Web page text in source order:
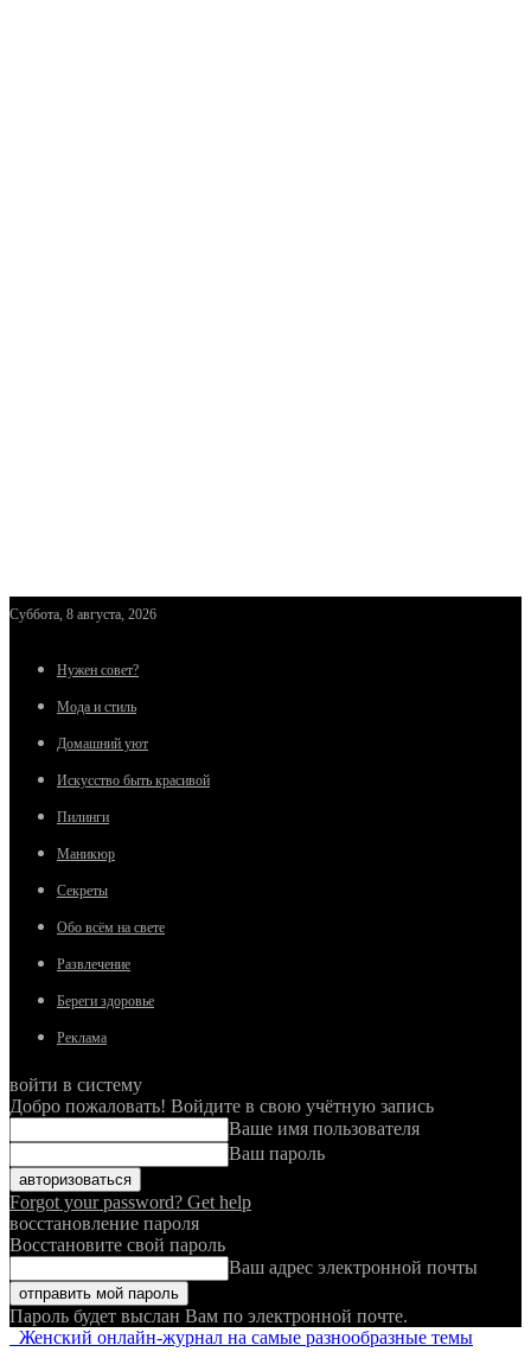
Суббота, 8 августа, 2026
Нужен совет?
Мода и стиль
Домашний уют
Искусство быть красивой
Пилинги
Маникюр
Секреты
Обо всём на свете
Развлечение
Береги здоровье
Реклама
войти в систему
Добро пожаловать! Войдите в свою учётную запись
Ваше имя пользователя
Ваш пароль
Forgot your password? Get help
восстановление пароля
Восстановите свой пароль
Ваш адрес электронной почты
Пароль будет выслан Вам по электронной почте.
Женский онлайн-журнал на самые разнообразные темы